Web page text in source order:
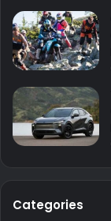
Categories